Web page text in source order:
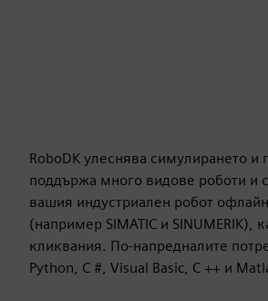
RoboDK улеснява симулирането
поддържа много видове роботи и
вашия индустриален робот
(например SIMATIC и SINUMERIK),
кликвания. По-напредналите
Python, C #, Visual Basic, C ++ и